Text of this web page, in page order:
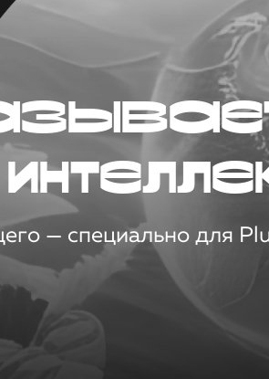
— специально для